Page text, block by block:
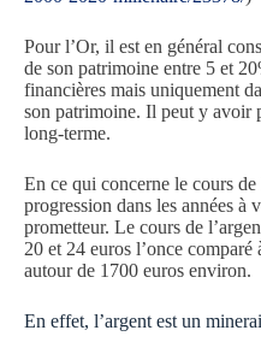
Pour l’Or, il est en général
de son patrimoine entre 5 et
financières mais uniquement
son patrimoine. Il peut y avoir
long-terme.
En ce qui concerne le cours
progression dans les années à
prometteur. Le cours de
20 et 24 euros l’once comparé
autour de 1700 euros environ.
En effet, l’argent est un